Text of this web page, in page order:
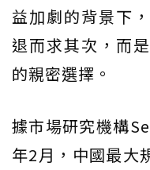
益加劇的背景下
退而求其次，而
的親密選擇。
據市場研究機構
年2月，中國最大